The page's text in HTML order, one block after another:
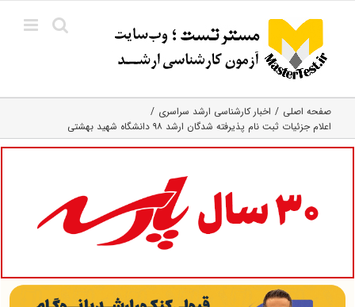
content
صفحه اصلی
اخبار کارشناسی ارشد سراسری
اعلام جزئیات ثبت نام پذیرفته شدگان ارشد ۹۸ دانشگاه شهید بهشتی